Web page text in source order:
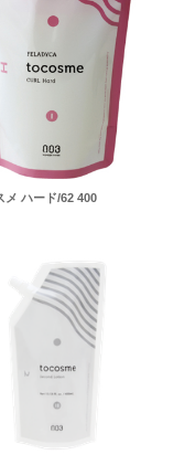
メ ハード/62 400